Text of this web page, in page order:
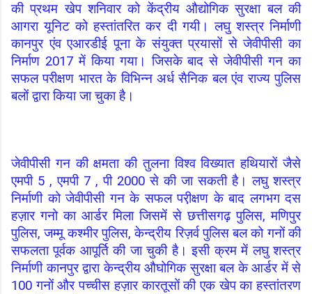
की प्रथम खेप शनिवार कोकेंद्रीय औद्योगिक सुरक्षा बल की
आगरा यूनिट को हस्तांतरित कर दी गयी। लघु शस्त्र निर्माणी
कानपुर एंव एआरडीई पूना के संयुक्त प्रयासों से जेवीपीसी का
निर्माण 2017 में किया गया। जिसके बाद से जेवीपीसी गन का
सफल परीक्षण भारत के विभिन्न अर्ध सैनिक बल एंव राज्य पुलिस
बलों द्वारा किया जा चुका है।
जेवीपीसी गन की क्षमता की तुलना विश्व विख्यात हथियारों जैसे
एमपी 5 , एमपी 7 , पी 2000 से की जा सकती है। लघु शस्त्र
निर्माणी को जेवीपीसी गन के सफल परी़क्षण के बाद लगभग दस
हज़ार गनो का आर्डर मिला जिसमें से छत्तीसगढ़ पुलिस, मणिपुर
पुलिस, जम्मू कश्मीर पुलिस, केन्द्रीय रिज़र्व पुलिस बल को गनों की
सफलता पूर्वक आपूर्ति की जा चुकी है। इसी क्रम में लघु शस्त्र
निर्माणी कानपुर द्वारा केन्द्रीय औघोगिक सुरक्षा बल के आर्डर में से
100 गनों और पच्चीस हज़ार कारतूसों की एक खेप का हस्तांतरण